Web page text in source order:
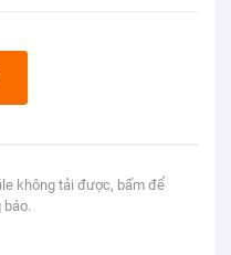
không tải được, bấm để
báo.